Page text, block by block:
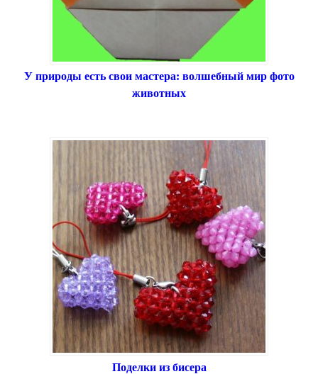
У природы есть свои мастера: волшебный мир фото
животных
Поделки из бисера